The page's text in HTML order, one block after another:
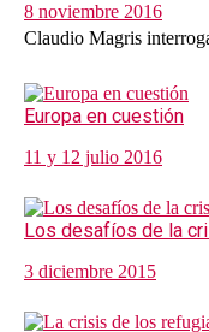
8 noviembre 2016
Claudio Magris
Europa en cuestión
11 y 12 julio 2016
Los desafíos de la
3 diciembre 2015